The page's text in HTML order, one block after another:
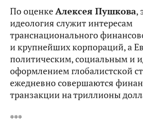
По оценкеАлексея Пушкова,
идеология служит интересам
транснационального
и крупнейших корпораций, а
политическим, социальным и
оформлением глобалистской
ежедневно совершаются
транзакции на триллионы
***